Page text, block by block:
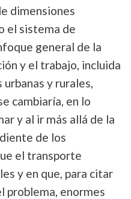
dimensiones
el sistema de
general de la
y el trabajo, incluida
y rurales,
cambiaría, en lo
y al ir más allá de la
de los
el transporte
y en que, para citar
problema, enormes